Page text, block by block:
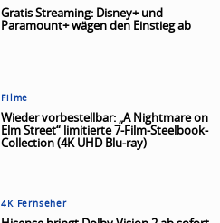
Gratis Streaming: Disney+ und
Paramount+ wägen den Einstieg ab
Filme
Wieder vorbestellbar: „A Nightmare on
Elm Street“ limitierte 7-Film-Steelbook-
Collection (4K UHD Blu-ray)
4K Fernseher